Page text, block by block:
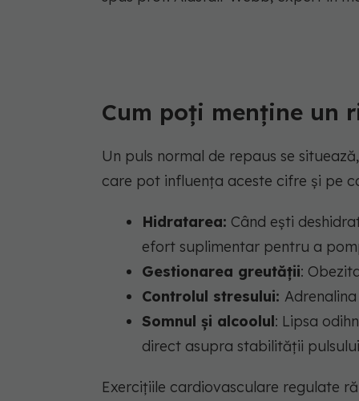
Cum poți menține un
Un puls normal de repaus se
care pot influența aceste cifre și pe
Hidratarea: Când ești
efort suplimentar pentru a
Gestionarea greutății:
Controlul stresului:
Somnul și alcoolul: Lipsa
direct asupra stabilității
Exercițiile cardiovasculare regulate